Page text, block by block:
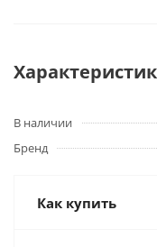
В наличии
Бренд
Как купить